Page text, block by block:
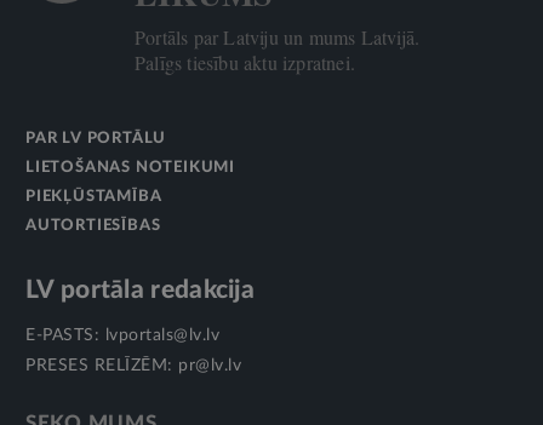
Portāls par Latviju un mums Latvijā.
Palīgs tiesību aktu izpratnei.
PAR LV PORTĀLU
LIETOŠANAS NOTEIKUMI
PIEKĻŪSTAMĪBA
AUTORTIESĪBAS
LV portāla redakcija
E-PASTS:
lvportals@lv.lv
PRESES RELĪZĒM: pr@lv.lv